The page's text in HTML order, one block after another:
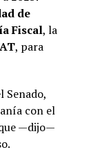
de
Fiscal, la
, para
Senado,
con el
—dijo—